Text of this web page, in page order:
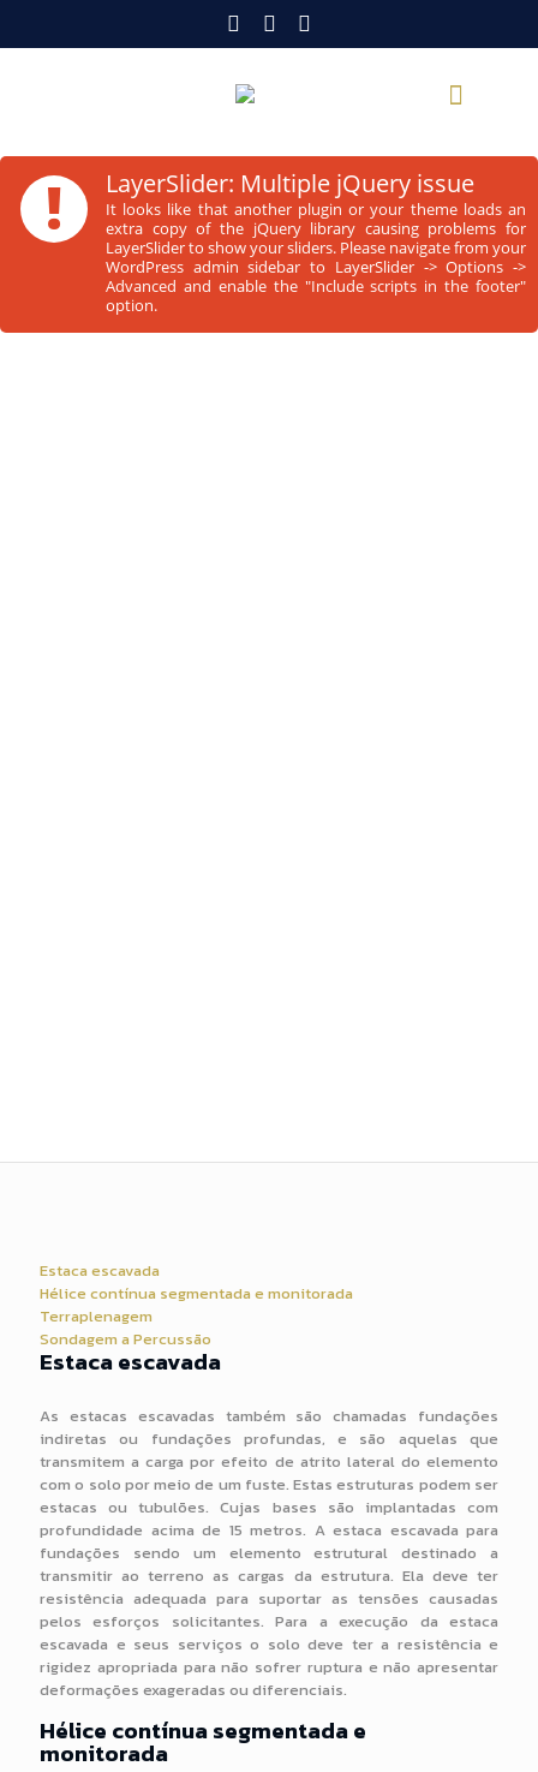
! LayerSlider: Multiple jQuery issue
It looks like that another plugin or your theme loads an
extra copy of the jQuery library causing problems for
LayerSlider to show your sliders. Please navigate from your
WordPress admin sidebar to LayerSlider -> Options ->
Advanced and enable the "Include scripts in the footer"
option.
Estaca escavada
Hélice contínua segmentada e monitorada
Terraplenagem
Sondagem a Percussão
Estaca escavada
As estacas escavadas também são chamadas fundações
indiretas ou fundações profundas, e são aquelas que
transmitem a carga por efeito de atrito lateral do elemento
com o solo por meio de um fuste. Estas estruturas podem ser
estacas ou tubulões. Cujas bases são implantadas com
profundidade acima de 15 metros. A estaca escavada para
fundações sendo um elemento estrutural destinado a
transmitir ao terreno as cargas da estrutura. Ela deve ter
resistência adequada para suportar as tensões causadas
pelos esforços solicitantes. Para a execução da estaca
escavada e seus serviços o solo deve ter a resistência e
rigidez apropriada para não sofrer ruptura e não apresentar
deformações exageradas ou diferenciais.
Hélice contínua segmentada e
monitorada